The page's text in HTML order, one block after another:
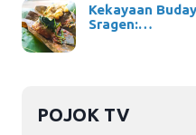
Kekayaan
Sragen:…
POJOK TV